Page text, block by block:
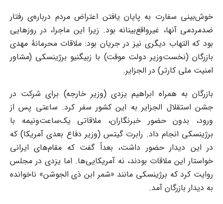
خوش‌بینی سفارت به پایان یافتن اعتراض مردم درباره‌ی رفتار
ضدمردمی آنها، غیرواقع‌بینانه بود. زیرا این ماجرا، در روزهایی
بود که التهاب دیگری نیز در جریان بود: ملاقات محرمانۀ مهدی
بازرگان (نخست‌وزیر دولت موقت) با زبیگنیو برژینسکی (مشاور
امنیت ملی کارتر) در الجزایر.
بازرگان به همراه ابراهیم یزدی (وزیر خارجه) برای شرکت در
جشن استقلال الجزایر به این کشور سفر کرد. ساعتی پس از
ورود، بدون حضور خبرنگاران، ملاقاتی یک‌ساعت‌ونیمه با
برژینسکی انجام داد. رابرت گیتس (وزیر دفاع بعدی آمریکا) که
در این دیدار حضور داشت، بعداً گفت که مقام‌های ایرانی
خواستار این ملاقات بودند، نه آمریکایی‌ها. اما یزدی در مجلس
روایت کرد که برژینسکی مانند «شمر ابن ذی الجوشن» ناخوانده
به دیدار بازرگان آمد.